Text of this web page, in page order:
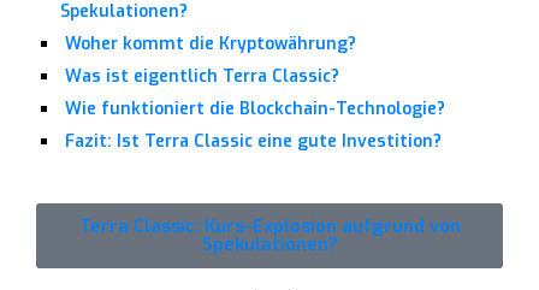
Spekulationen?
Woher kommt die Kryptowährung?
Was ist eigentlich Terra Classic?
Wie funktioniert die Blockchain-Technologie?
Fazit: Ist Terra Classic eine gute Investition?
Terra Classic: Kurs-Explosion aufgrund von
Spekulationen?